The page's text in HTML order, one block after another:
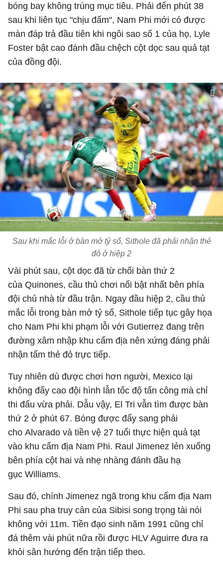
bóng bay không trúng mục tiêu. Phải đến phút 38
sau khi liên tục "chịu đấm", Nam Phi mới có được
màn đáp trả đầu tiên khi ngôi sao số 1 của họ, Lyle
Foster bật cao đánh đầu chệch cột dọc sau quả tạt
của đồng đội.
Sau khi mắc lỗi ở bàn mở tỷ số, Sithole đã phải nhận thẻ
đỏ ở hiệp 2
Vài phút sau, cột dọc đã từ chối bàn thứ 2
của Quinones, cầu thủ chơi nổi bật nhất bên phía
đội chủ nhà từ đầu trận. Ngay đầu hiệp 2, cầu thủ
mắc lỗi trong bàn mở tỷ số, Sithole tiếp tục gây họa
cho Nam Phi khi phạm lỗi với Gutierrez đang trên
đường xâm nhập khu cấm địa nên xứng đáng phải
nhận tấm thẻ đỏ trực tiếp.
Tuy nhiên dù được chơi hơn người, Mexico lại
không đẩy cao đội hình lẫn tốc độ tấn công mà chỉ
thi đấu vừa phải. Dẫu vậy, El Tri vẫn tìm được bàn
thứ 2 ở phút 67. Bóng được đẩy sang phải
cho Alvarado và tiền vệ 27 tuổi thực hiện quả tạt
vào khu cấm địa Nam Phi. Raul Jimenez lẻn xuống
bên phía cột hai và nhẹ nhàng đánh đầu hạ
gục Williams.
Sau đó, chính Jimenez ngã trong khu cấm địa Nam
Phi sau pha truy cản của Sibisi song trọng tài nói
không với 11m. Tiền đạo sinh năm 1991 cũng chỉ
đá thêm vài phút nữa rồi được HLV Aguirre đưa ra
khỏi sân hướng đến trận tiếp theo.